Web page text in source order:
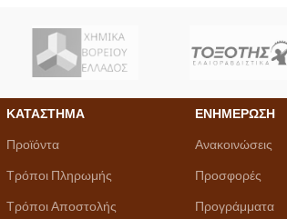
ΚΑΤΑΣΤΗΜΑ
Προϊόντα
Τρόποι Πληρωμής
Τρόποι Αποστολής
ΕΝΗΜΕΡΩΣΗ
Ανακοινώσεις
Προσφορές
Προγράμματα